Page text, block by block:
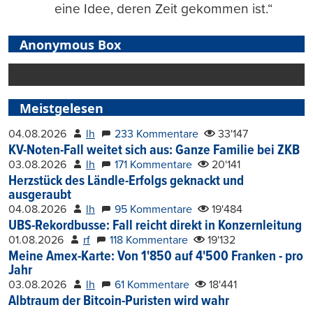
eine Idee, deren Zeit gekommen ist.“
Anonymous Box
Meistgelesen
04.08.2026 lh 233 Kommentare 33'147
KV-Noten-Fall weitet sich aus: Ganze Familie bei ZKB
03.08.2026 lh 171 Kommentare 20'141
Herzstück des Ländle-Erfolgs geknackt und
ausgeraubt
04.08.2026 lh 95 Kommentare 19'484
UBS-Rekordbusse: Fall reicht direkt in Konzernleitung
01.08.2026 rf 118 Kommentare 19'132
Meine Amex-Karte: Von 1'850 auf 4'500 Franken - pro
Jahr
03.08.2026 lh 61 Kommentare 18'441
Albtraum der Bitcoin-Puristen wird wahr